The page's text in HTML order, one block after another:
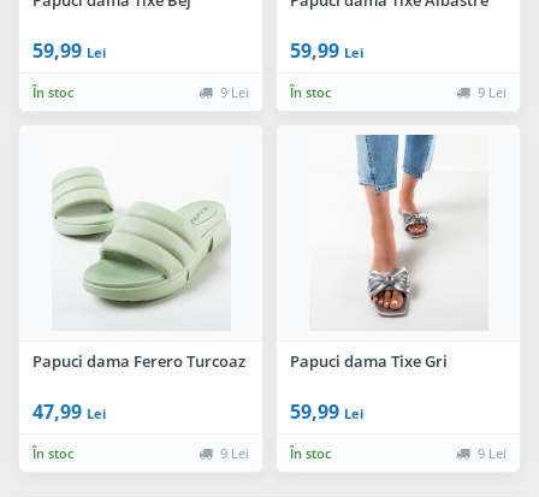
59,99 Lei
În stoc 9 Lei
59,99 Lei
În stoc 9 Lei
Papuci dama Ferero Turcoaz
47,99 Lei
În stoc 9 Lei
Papuci dama Tixe Gri
59,99 Lei
În stoc 9 Lei